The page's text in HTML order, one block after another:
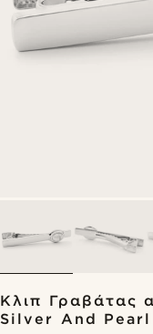
Κλιπ Γραβάτας
Silver And Pearl